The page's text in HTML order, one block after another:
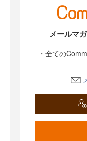
メールマ
・全ての